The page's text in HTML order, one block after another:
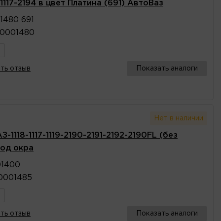
2194 в цвет Платина (691) АвтоВаз
691
отзыв Показать аналоги
Нет в наличии
1117-1119-2190-2191-2192-2190FL (без
окра
отзыв Показать аналоги